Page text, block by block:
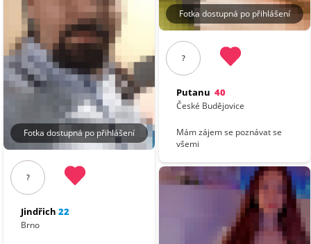
Fotka dostupná po přihlášení
?
Jindřich 22
Brno
Fotka dostupná po přihlášení
?
Putanu 40
České Budějovice
Mám zájem se poznávat se
všemi